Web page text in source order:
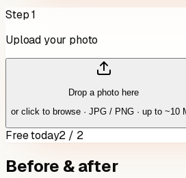
Step 1
Upload your photo
Drop a photo here
or click to browse · JPG / PNG · up to ~10
Free today2 / 2
Before & after